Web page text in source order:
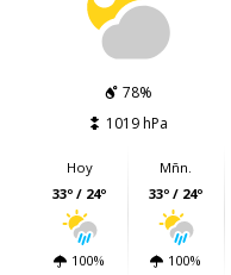
78%
1019 hPa
Hoy
33º / 24º
100%
Mñn.
33º / 24º
100%